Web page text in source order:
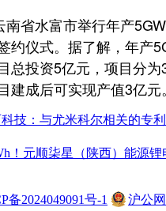
南省水富市举行年产
约仪式。据了解，年产
总投资5亿元，项目分
建成后可实现产值3亿元。
科技：与尤米科尔相关的专
！元顺柒星（陕西）能源
备2024049091号-1 沪公